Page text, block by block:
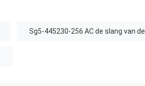
Sg5-445230-256 AC de slang van